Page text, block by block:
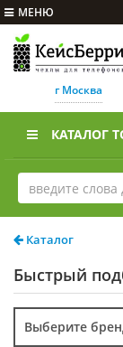
МЕНЮ
г Москва
КАТАЛОГ
Каталог
Быстрый
Выберите